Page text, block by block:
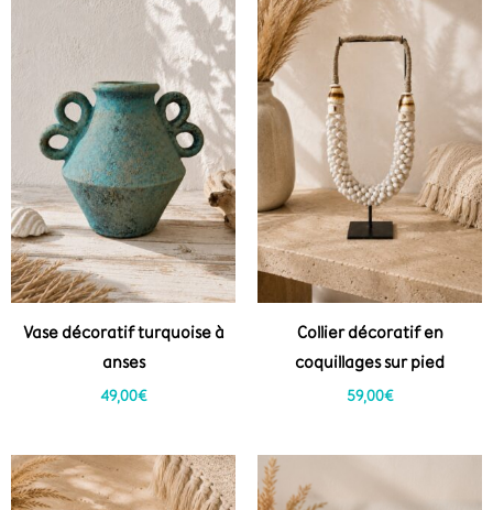
Vase décoratif turquoise à
anses
49,00€
Collier décoratif en
coquillages sur pied
59,00€